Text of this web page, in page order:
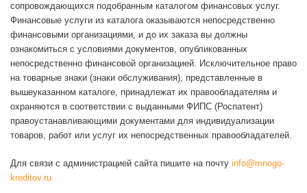
сопровождающихся подобранным каталогом финансовых услуг.
Финансовые услуги из каталога оказываются непосредственно
финансовыми организациями, и до их заказа вы должны
ознакомиться с условиями документов, опубликованных
непосредственно финансовой организацией. Исключительное право
на товарные знаки (знаки обслуживания), представленные в
вышеуказанном каталоге, принадлежат их правообладателям и
охраняются в соответствии с выданными ФИПС (Роспатент)
правоустанавливающими документами для индивидуализации
товаров, работ или услуг их непосредственных правообладателей.
Для связи с администрацией сайта пишите на почту info@mnogo-
kreditov.ru